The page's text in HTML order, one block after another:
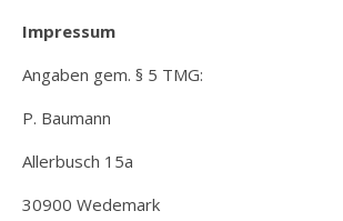
Impressum
Angaben gem. § 5 TMG:
P. Baumann
Allerbusch 15a
30900 Wedemark